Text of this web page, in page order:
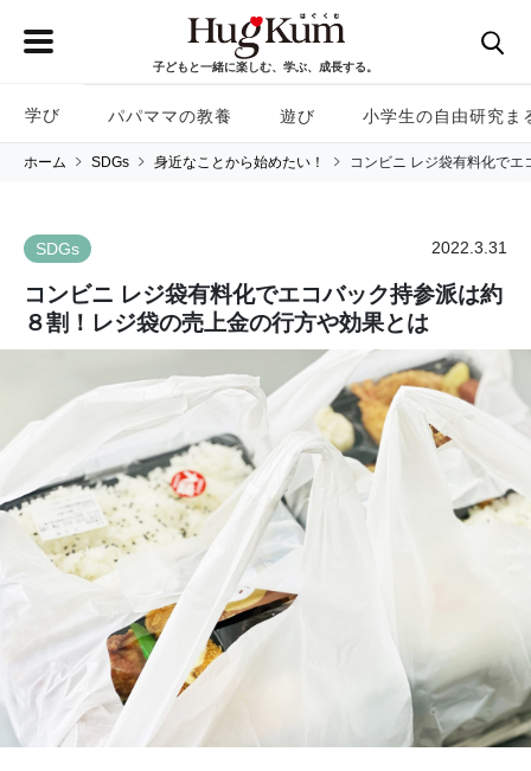
子どもと一緒に楽しむ、学ぶ、成長する。
学び パパママの教養 遊び 小学生の自由研究ま
ホーム SDGs 身近なことから始めたい！ コンビニ レジ袋有料化で
SDGs 2022.3.31
コンビニ レジ袋有料化でエコバック持参派は約
８割！レジ袋の売上金の行方や効果とは